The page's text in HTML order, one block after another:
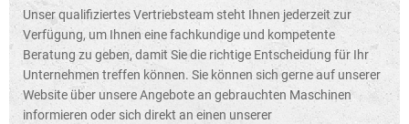
Unser qualifiziertes Vertriebsteam steht Ihnen jederzeit zur
Verfügung, um Ihnen eine fachkundige und kompetente
Beratung zu geben, damit Sie die richtige Entscheidung für Ihr
Unternehmen treffen können. Sie können sich gerne auf unserer
Website über unsere Angebote an gebrauchten Maschinen
informieren oder sich direkt an einen unserer